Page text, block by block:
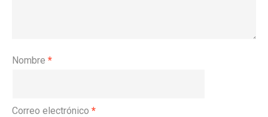
Nombre *
Correo electrónico *